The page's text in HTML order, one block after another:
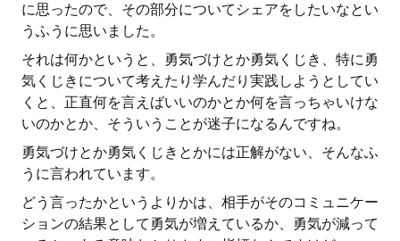
に思ったので、その部分についてシェアをしたいなとい
うふうに思いました。
それは何かというと、勇気づけとか勇気くじき、特に勇
気くじきについて考えたり学んだり実践しようとしてい
くと、正直何を言えばいいのかとか何を言っちゃいけな
いのかとか、そういうことが迷子になるんですね。
勇気づけとか勇気くじきとかには正解がない、そんなふ
うに言われています。
どう言ったかというよりかは、相手がそのコミュニケー
ションの結果として勇気が増えているか、勇気が減って